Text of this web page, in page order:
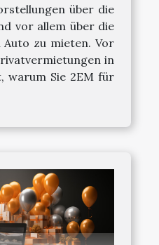
über die
vor allem über die
zu mieten. Vor
in
warum Sie 2EM für